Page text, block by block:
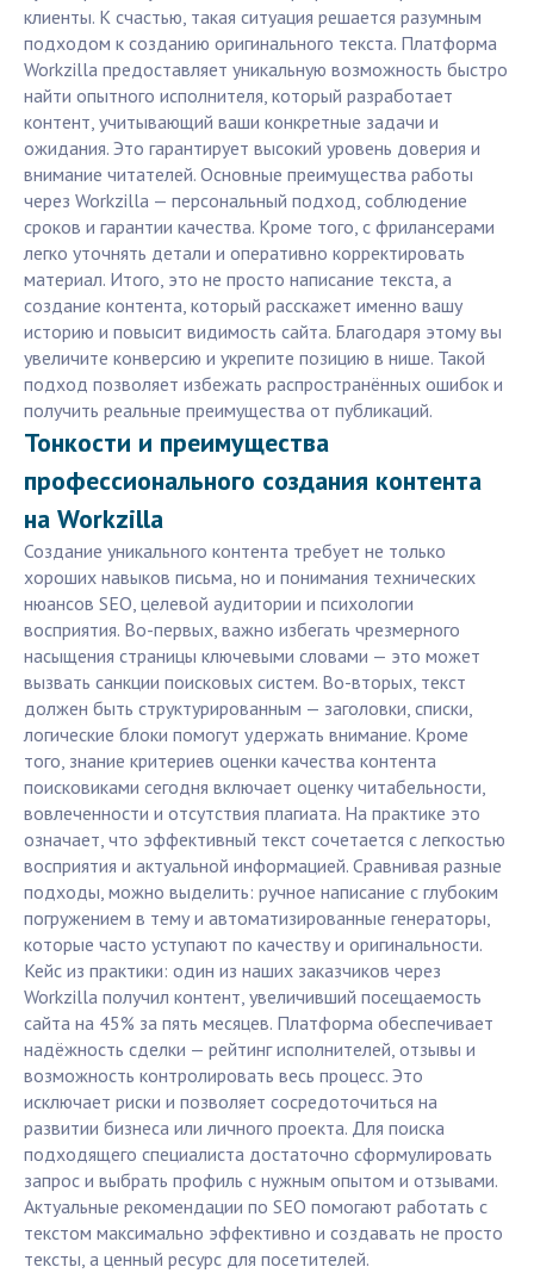
клиенты. К счастью, такая ситуация решается разумным
подходом к созданию оригинального текста. Платформа
Workzilla предоставляет уникальную возможность быстро
найти опытного исполнителя, который разработает
контент, учитывающий ваши конкретные задачи и
ожидания. Это гарантирует высокий уровень доверия и
внимание читателей. Основные преимущества работы
через Workzilla — персональный подход, соблюдение
сроков и гарантии качества. Кроме того, с фрилансерами
легко уточнять детали и оперативно корректировать
материал. Итого, это не просто написание текста, а
создание контента, который расскажет именно вашу
историю и повысит видимость сайта. Благодаря этому вы
увеличите конверсию и укрепите позицию в нише. Такой
подход позволяет избежать распространённых ошибок и
получить реальные преимущества от публикаций.
Тонкости и преимущества
профессионального создания контента
на Workzilla
Создание уникального контента требует не только
хороших навыков письма, но и понимания технических
нюансов SEO, целевой аудитории и психологии
восприятия. Во-первых, важно избегать чрезмерного
насыщения страницы ключевыми словами — это может
вызвать санкции поисковых систем. Во-вторых, текст
должен быть структурированным — заголовки, списки,
логические блоки помогут удержать внимание. Кроме
того, знание критериев оценки качества контента
поисковиками сегодня включает оценку читабельности,
вовлеченности и отсутствия плагиата. На практике это
означает, что эффективный текст сочетается с легкостью
восприятия и актуальной информацией. Сравнивая разные
подходы, можно выделить: ручное написание с глубоким
погружением в тему и автоматизированные генераторы,
которые часто уступают по качеству и оригинальности.
Кейс из практики: один из наших заказчиков через
Workzilla получил контент, увеличивший посещаемость
сайта на 45% за пять месяцев. Платформа обеспечивает
надёжность сделки — рейтинг исполнителей, отзывы и
возможность контролировать весь процесс. Это
исключает риски и позволяет сосредоточиться на
развитии бизнеса или личного проекта. Для поиска
подходящего специалиста достаточно сформулировать
запрос и выбрать профиль с нужным опытом и отзывами.
Актуальные рекомендации по SEO помогают работать с
текстом максимально эффективно и создавать не просто
тексты, а ценный ресурс для посетителей.